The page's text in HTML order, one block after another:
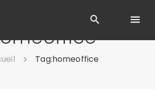
Tag:homeoffice